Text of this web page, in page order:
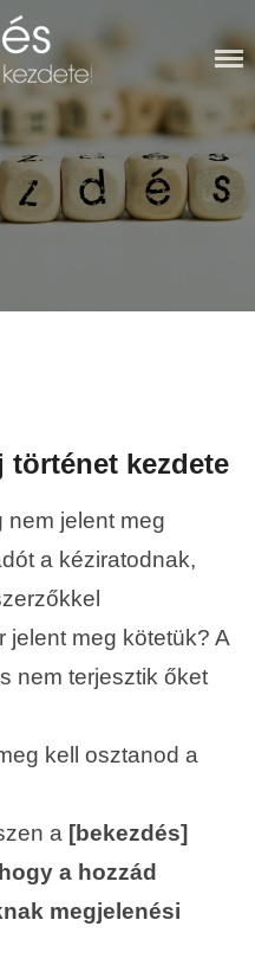
történet kezdete
nem jelent meg
a kéziratodnak,
jelent meg kötetük? A
nem terjesztik őket
kell osztanod a
a [bekezdés]
a hozzád
megjelenési